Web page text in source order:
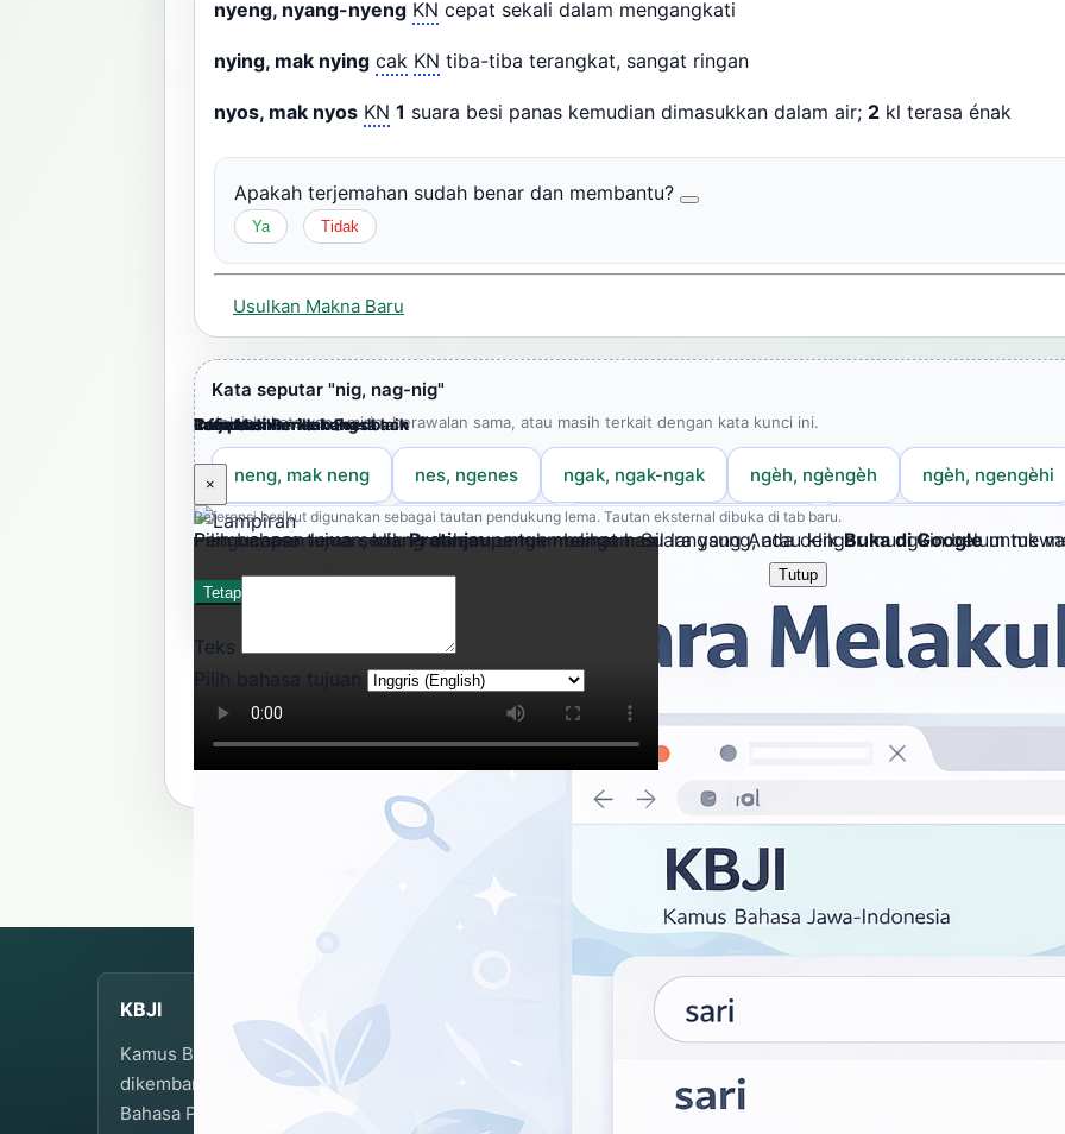
nyeng, nyang-nyeng KN cepat sekali dalam mengangkati
nying, mak nying cak KN tiba-tiba terangkat, sangat ringan
nyos, mak nyos KN 1 suara besi panas kemudian dimasukkan dalam air; 2 kl terasa énak
Apakah terjemahan sudah benar dan membantu?
Ya Tidak
Usulkan Makna Baru
Cara Memberikan Feedback
×
Lampiran
×
Referensi Pendukung
×
Referensi berikut digunakan sebagai tautan pendukung lema. Tautan eksternal dibuka di tab baru.
Tutup
Informasi
×
Pengucapan lema sedang dalam pengembangan. Suara yang Anda dengar mungkin belum
Tetap dengarkan
Terjemahkan ke bahasa lain
×
Pilih bahasa tujuan, klikPratinjauuntuk melihat hasil langsung, atau klikBuka di Googleuntuk
Teks
Pilih bahasa tujuan
Kata seputar "nig, nag-nig"
Jelajahi kata yang mirip, berawalan sama, atau masih terkait dengan kata kunci ini.
neng, mak neng nes, ngenes ngak, ngak-ngak ngèh, ngèngèh ngèh, ngengèhi
ngèk, ngengèki nguk, mak nguk nyaèng, nyaèng-nyaèng nyanuk, nyanuk-nyanuk
nyemek, nyemek-nyemek
RUJUKAN RESMI KBJI
Kamus Bahasa Jawa-Indonesia Balai Bahasa Provinsi Daerah Istimewa Yogyakarta
Gunakan tautan dan format sitasi ini untuk merujuk hasil kata "nig, nag-nig".
KBJI
Kamus Bahasa Jawa-Indonesia
dikembangkan dan dikelola oleh Balai
Bahasa Provinsi Daerah Istimewa
Panduan Penggunaan